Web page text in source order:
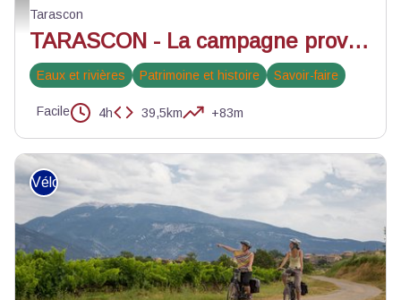
Champ céréalier proche de Tarascon - ©Rémi Sérange - PNR Alpilles
Tarascon
TARASCON - La campagne provençale à vélo
Eaux et rivières Patrimoine et histoire Savoir-faire
Facile 4h 39,5km +83m
Vélo